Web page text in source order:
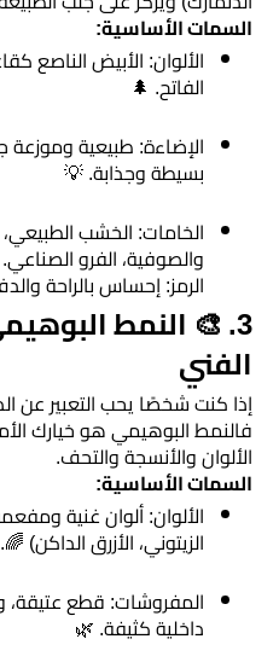
ديكورات
جبس
بالجدران
ديكورات
مرايا
​السمات الأساسية:
​الألوان: الأبيض الناصع
الفاتح. 🌲
​الإضاءة: طبيعية وموزعة
بسيطة وجذابة. 💡
​الخامات: الخشب
والصوفية، الفرو الصناعي.
​الرمز: إحساس بالراحة
​3. 🎨 النمط
الفني
​إذا كنت شخصًا يحب التعبير عن
فالنمط البوهيمي هو خيارك
الألوان والأنسجة والتحف.
​السمات الأساسية:
​الألوان: ألوان غنية
الزيتوني، الأزرق الداكن) 🌈.
​المفروشات: قطع عتيقة،
داخلية كثيفة. 🌿